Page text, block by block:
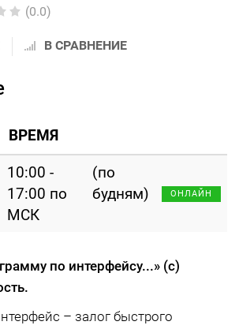
(0.0)
В СРАВНЕНИЕ
ВРЕМЯ
10:00 -
17:00 по
МСК
(по
будням)
ОНЛАЙН
по интерфейсу...» (с)
– залог быстрого